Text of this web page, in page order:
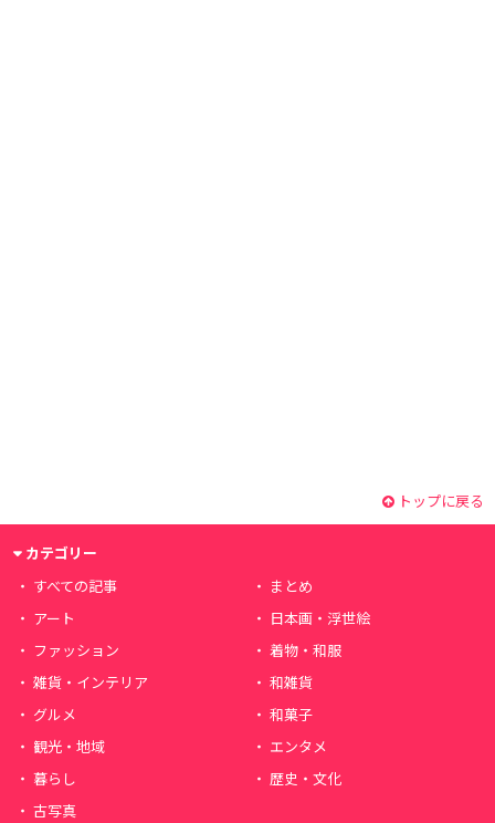
トップに戻る
カテゴリー
すべての記事
まとめ
アート
日本画・浮世絵
ファッション
着物・和服
雑貨・インテリア
和雑貨
グルメ
和菓子
観光・地域
エンタメ
暮らし
歴史・文化
古写真